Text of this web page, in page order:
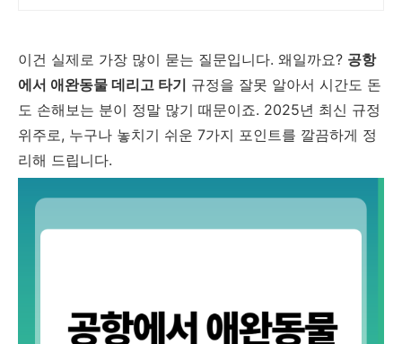
이건 실제로 가장 많이 묻는 질문입니다. 왜일까요? 공항
에서 애완동물 데리고 타기 규정을 잘못 알아서 시간도 돈
도 손해보는 분이 정말 많기 때문이죠. 2025년 최신 규정
위주로, 누구나 놓치기 쉬운 7가지 포인트를 깔끔하게 정
리해 드립니다.